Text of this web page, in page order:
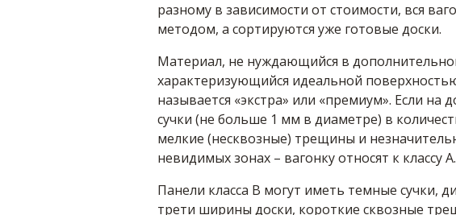
разному в зависимости от стоимости, вся
методом, а сортируются уже готовые доски.
Материал, не нуждающийся в
характеризующийся идеальной
называется «экстра» или «премиум». Если на
сучки (не больше 1 мм в диаметре) в
мелкие (несквозные) трещины и
невидимых зонах – вагонку относят к классу А.
Панели класса В могут иметь темные сучки,
трети ширины доски, короткие сквозные